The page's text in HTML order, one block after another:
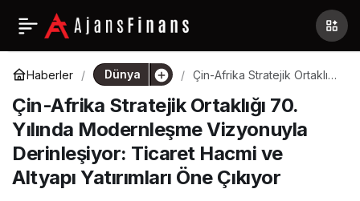
Haberler Dünya
Çin-Afrika Stratejik Ortaklığı
Vizyonuyla Derinleşiyor:
Ticaret Hacmi ve Altyapı
Yatırımları Öne Çıkıyor
Çin-Afrika Stratejik Ortaklığı 70.
Yılında Modernleşme Vizyonuyla
Derinleşiyor: Ticaret Hacmi ve
Altyapı Yatırımları Öne Çıkıyor